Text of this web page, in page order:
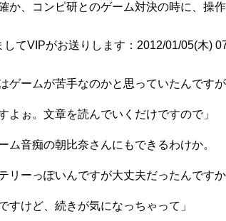
か、コンピ研とのゲーム対決の時に、操
てVIPがお送りします：2012/01/05(木)
ゲームが苦手なのかと思っていたんです
よぉ。文章を読んでいくだけですので」
ム音痴の朝比奈さんにもできるわけか。
リーっぽいんですが大丈夫だったんですか
すけど、続きが気になっちゃって」